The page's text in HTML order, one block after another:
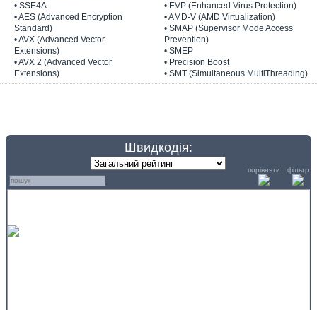
• SSE4A
• AES (Advanced Encryption
Standard)
• AVX (Advanced Vector
Extensions)
• AVX 2 (Advanced Vector
Extensions)
• EVP (Enhanced Virus Protection)
• AMD-V (AMD Virtualization)
• SMAP (Supervisor Mode Access
Prevention)
• SMEP
• Precision Boost
• SMT (Simultaneous MultiThreading)
Швидкодія:
порівняти фільтр